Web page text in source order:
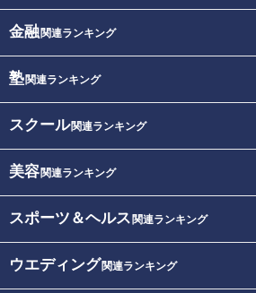
金融関連ランキング
塾関連ランキング
スクール関連ランキング
美容関連ランキング
スポーツ＆ヘルス 関連ランキング
ウエディング関連ランキング